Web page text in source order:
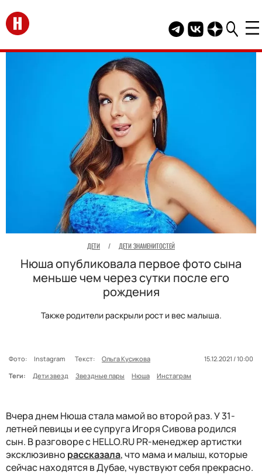
Перейти на главную
Telegram канал
Группа HELLO
Канал
ДЕТИ / ДЕТИ ЗНАМЕНИТОСТЕЙ
Нюша опубликовала первое фото сына
меньше чем через сутки после его
рождения
Также родители раскрыли рост и вес малыша.
Фото: Instagram Текст: Ольга Кусикова
15.12.2021 / 10:00
Теги:
Дети звезд Звездные пары Нюша Инстаграм
Вчера днем Нюша стала мамой во второй раз. У 31-
летней певицы и ее супруга Игоря Сивова родился
сын. В разговоре с HELLO.RU PR-менеджер артистки
эксклюзивно рассказала, что мама и малыш, которые
сейчас находятся в Дубае, чувствуют себя прекрасно.